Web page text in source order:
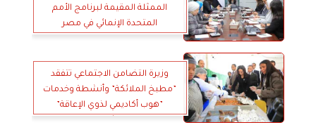
الممثلة المقيمة لبرنامج الأمم
المتحدة الإنمائي في مصر
وزيرة التضامن الاجتماعي تتفقد
”مطبخ الملائكة” وأنشطة وخدمات
”هوب أكاديمي لذوي الإعاقة”